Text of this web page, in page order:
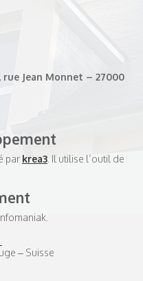
rue Jean Monnet – 27000
par krea3 . Il utilise l’outil de
– Suisse